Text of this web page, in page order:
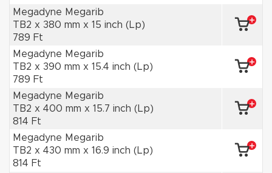
Megadyne Megarib
TB2 x 380 mm x 15 inch (Lp)
789 Ft
Megadyne Megarib
TB2 x 390 mm x 15.4 inch (Lp)
789 Ft
Megadyne Megarib
TB2 x 400 mm x 15.7 inch (Lp)
814 Ft
Megadyne Megarib
TB2 x 430 mm x 16.9 inch (Lp)
814 Ft